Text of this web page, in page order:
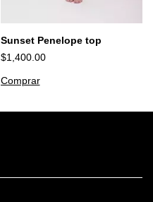
Sunset Penelope top
$1,400.00
Comprar